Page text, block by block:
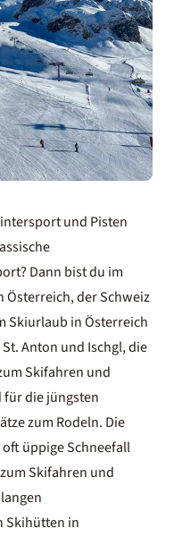
und Pisten
Dann bist du im
Österreich, der Schweiz
Skiurlaub in Österreich
Anton und Ischgl, die
Skifahren und
für die jüngsten
zum Rodeln. Die
üppige Schneefall
Skifahren und
Skihütten in